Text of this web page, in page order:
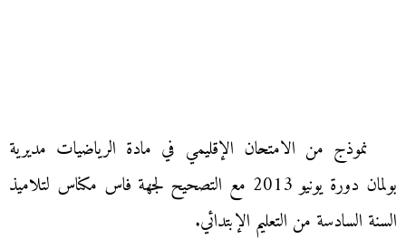
نموذج من الامتحان الإقليمي في مادة الرياضيات مديرية
بولمان دورة يونيو 2013 مع التصحيح لجهة فاس مكناس لتلاميذ
السنة السادسة من التعليم الإبتدائي.